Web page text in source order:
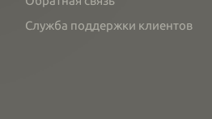
Служба поддержки клиентов